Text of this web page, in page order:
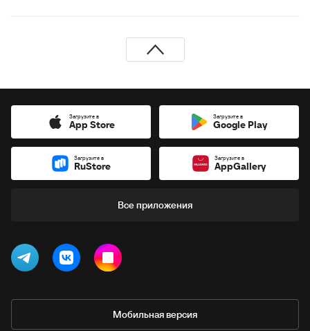
Загрузите в
App Store
Загрузите в
Google Play
Загрузите в
RuStore
Загрузите в
AppGallery
Все приложения
Мобильная версия